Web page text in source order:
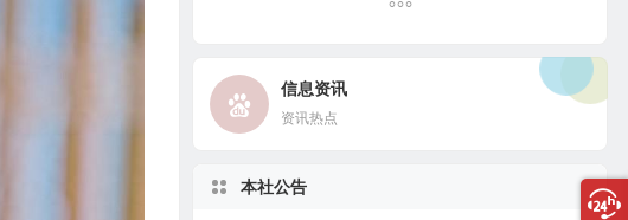
信息资讯
资讯热点
本社公告